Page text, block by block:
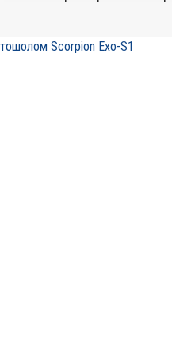
Scorpion Exo-S1